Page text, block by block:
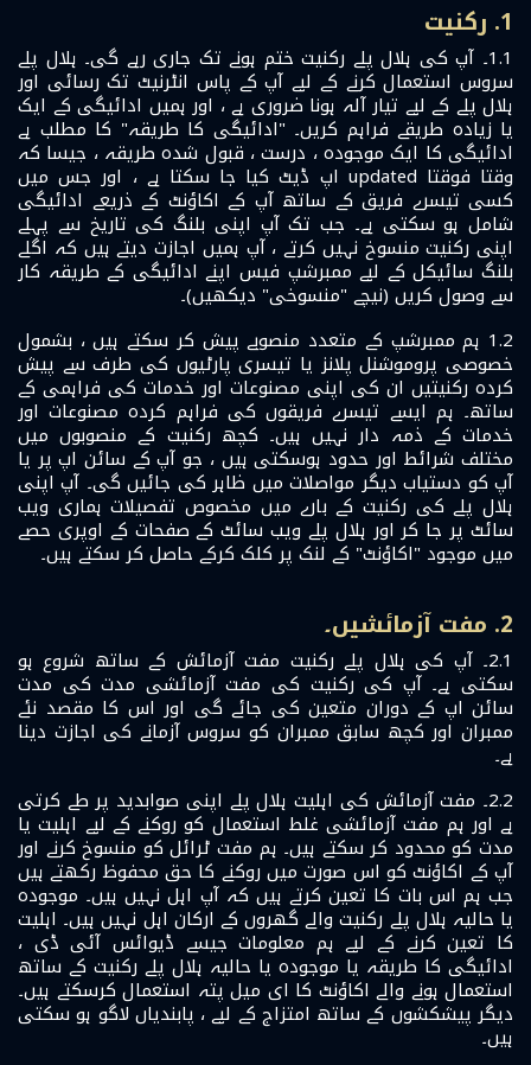
1. رکنیت
1.1۔ آپ کی ہلال پلے رکنیت ختم ہونے تک جاری رہے گی۔ ہلال پلے
سروس استعمال کرنے کے لیے آپ کے پاس انٹرنیٹ تک رسائی اور
ہلال پلے کے لیے تیار آلہ ہونا ضروری ہے ، اور ہمیں ادائیگی کے ایک
یا زیادہ طریقے فراہم کریں۔ "ادائیگی کا طریقہ" کا مطلب ہے
ادائیگی کا ایک موجودہ ، درست ، قبول شدہ طریقہ ، جیسا کہ
وقتا فوقتا updated اپ ڈیٹ کیا جا سکتا ہے ، اور جس میں
کسی تیسرے فریق کے ساتھ آپ کے اکاؤنٹ کے ذریعے ادائیگی
شامل ہو سکتی ہے۔ جب تک آپ اپنی بلنگ کی تاریخ سے پہلے
اپنی رکنیت منسوخ نہیں کرتے ، آپ ہمیں اجازت دیتے ہیں کہ اگلے
بلنگ سائیکل کے لیے ممبرشپ فیس اپنے ادائیگی کے طریقہ کار
سے وصول کریں (نیچے "منسوخی" دیکھیں)۔
1.2 ہم ممبرشپ کے متعدد منصوبے پیش کر سکتے ہیں ، بشمول
خصوصی پروموشنل پلانز یا تیسری پارٹیوں کی طرف سے پیش
کردہ رکنیتیں ان کی اپنی مصنوعات اور خدمات کی فراہمی کے
ساتھ۔ ہم ایسے تیسرے فریقوں کی فراہم کردہ مصنوعات اور
خدمات کے ذمہ دار نہیں ہیں۔ کچھ رکنیت کے منصوبوں میں
مختلف شرائط اور حدود ہوسکتی ہیں ، جو آپ کے سائن اپ پر یا
آپ کو دستیاب دیگر مواصلات میں ظاہر کی جائیں گی۔ آپ اپنی
ہلال پلے کی رکنیت کے بارے میں مخصوص تفصیلات ہماری ویب
سائٹ پر جا کر اور ہلال پلے ویب سائٹ کے صفحات کے اوپری حصے
میں موجود "اکاؤنٹ" کے لنک پر کلک کرکے حاصل کر سکتے ہیں۔
2. مفت آزمائشیں۔
2.1۔ آپ کی ہلال پلے رکنیت مفت آزمائش کے ساتھ شروع ہو
سکتی ہے۔ آپ کی رکنیت کی مفت آزمائشی مدت کی مدت
سائن اپ کے دوران متعین کی جائے گی اور اس کا مقصد نئے
ممبران اور کچھ سابق ممبران کو سروس آزمانے کی اجازت دینا
ہے۔
2.2۔ مفت آزمائش کی اہلیت ہلال پلے اپنی صوابدید پر طے کرتی
ہے اور ہم مفت آزمائشی غلط استعمال کو روکنے کے لیے اہلیت یا
مدت کو محدود کر سکتے ہیں۔ ہم مفت ٹرائل کو منسوخ کرنے اور
آپ کے اکاؤنٹ کو اس صورت میں روکنے کا حق محفوظ رکھتے ہیں
جب ہم اس بات کا تعین کرتے ہیں کہ آپ اہل نہیں ہیں۔ موجودہ
یا حالیہ ہلال پلے رکنیت والے گھروں کے ارکان اہل نہیں ہیں۔ اہلیت
کا تعین کرنے کے لیے ہم معلومات جیسے ڈیوائس آئی ڈی ،
ادائیگی کا طریقہ یا موجودہ یا حالیہ ہلال پلے رکنیت کے ساتھ
استعمال ہونے والے اکاؤنٹ کا ای میل پتہ استعمال کرسکتے ہیں۔
دیگر پیشکشوں کے ساتھ امتزاج کے لیے ، پابندیاں لاگو ہو سکتی
ہیں۔